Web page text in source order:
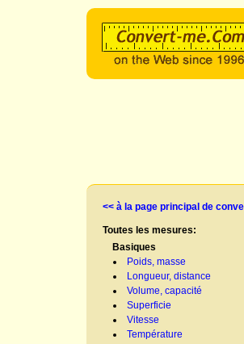
<< à la page principal de
Toutes les mesures:
Basiques
Poids, masse
Longueur, distance
Volume, capacité
Superficie
Vitesse
Température